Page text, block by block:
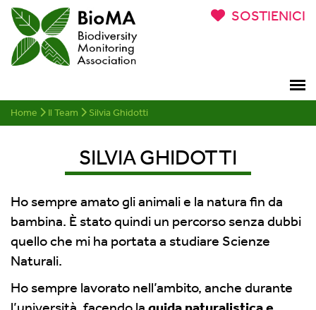
SOSTIENICI
Home Il Team Silvia Ghidotti
SILVIA GHIDOTTI
Ho sempre amato gli animali e la natura fin da
bambina. È stato quindi un percorso senza dubbi
quello che mi ha portata a studiare Scienze
Naturali.
Ho sempre lavorato nell’ambito, anche durante